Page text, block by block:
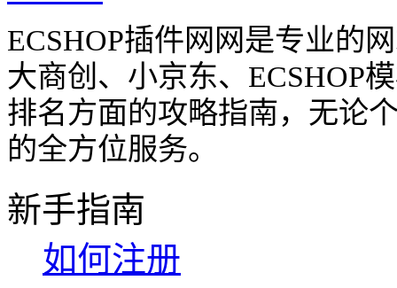
ECSHOP插件网网是专业的
大商创、小京东、ECSHOP
排名方面的攻略指南，无论
的全方位服务。
新手指南
如何注册